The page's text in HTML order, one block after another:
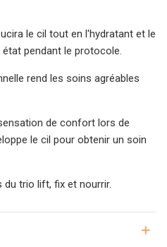
le cil tout en l'hydratant et le
pendant le protocole.
rend les soins agréables
de confort lors de
le cil pour obtenir un soin
trio lift, fix et nourrir.